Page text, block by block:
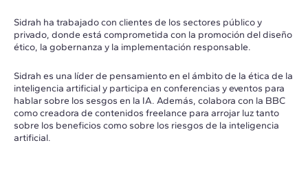
Sidrah ha trabajado con clientes de los sectores público y
privado, donde está comprometida con la promoción del diseño
ético, la gobernanza y la implementación responsable.
Sidrah es una líder de pensamiento en el ámbito de la ética de la
inteligencia artificial y participa en conferencias y eventos para
hablar sobre los sesgos en la IA. Además, colabora con la BBC
como creadora de contenidos freelance para arrojar luz tanto
sobre los beneficios como sobre los riesgos de la inteligencia
artificial.